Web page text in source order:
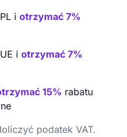
i otrzymać 7%
i otrzymać 7%
15% rabatu
podatek VAT.